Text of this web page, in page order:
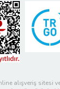
alışveriş sitesi